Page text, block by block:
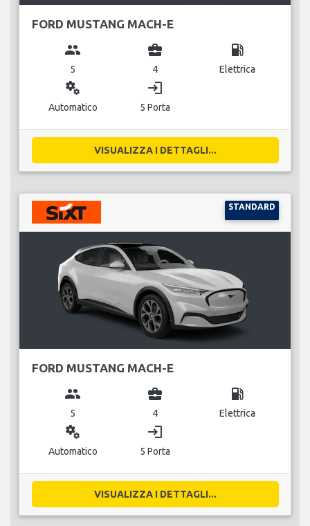
FORD MUSTANG MACH-E
group
5
business_center
4
local_gas_station
Elettrica
miscellaneous_services
Automatico
login
5 Porta
VISUALIZZA I DETTAGLI...
STANDARD
FORD MUSTANG MACH-E
group
5
business_center
4
local_gas_station
Elettrica
miscellaneous_services
Automatico
login
5 Porta
VISUALIZZA I DETTAGLI...